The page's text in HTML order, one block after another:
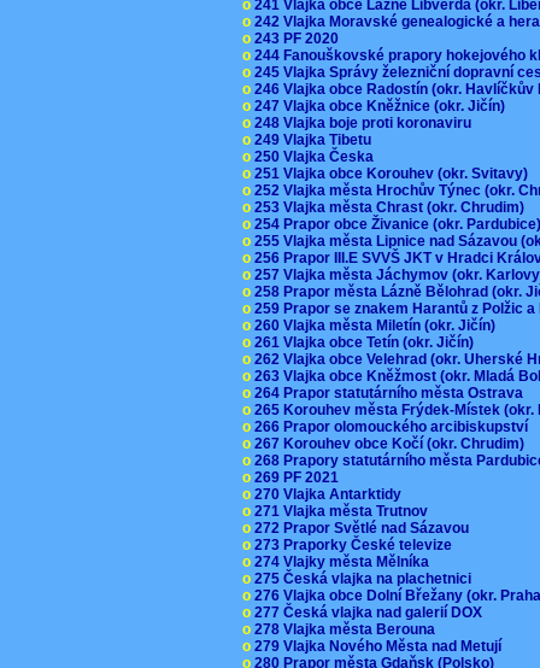
o 241 Vlajka obce Lázně Libverda (okr.
o 242 Vlajka Moravské genealogické a
o 243 PF 2020
o 244 Fanouškovské prapory hokejového
o 245 Vlajka Správy železniční dopravní
o 246 Vlajka obce Radostín (okr.
o 247 Vlajka obce Kněžnice (okr. Jičín)
o 248 Vlajka boje proti koronaviru
o 249 Vlajka Tibetu
o 250 Vlajka Česka
o 251 Vlajka obce Korouhev (okr. Svitavy)
o 252 Vlajka města Hrochův Týnec (okr.
o 253 Vlajka města Chrast (okr. Chrudim)
o 254 Prapor obce Živanice (okr.
o 255 Vlajka města Lipnice nad Sázavou
o 256 Prapor III.E SVVŠ JKT v Hradci
o 257 Vlajka města Jáchymov (okr.
o 258 Prapor města Lázně Bělohrad (okr.
o 259 Prapor se znakem Harantů z Polžic
o 260 Vlajka města Miletín (okr. Jičín)
o 261 Vlajka obce Tetín (okr. Jičín)
o 262 Vlajka obce Velehrad (okr. Uherské
o 263 Vlajka obce Kněžmost (okr. Mladá
o 264 Prapor statutárního města Ostrava
o 265 Korouhev města Frýdek-Místek
o 266 Prapor olomouckého arcibiskupství
o 267 Korouhev obce Kočí (okr. Chrudim)
o 268 Prapory statutárního města
o 269 PF 2021
o 270 Vlajka Antarktidy
o 271 Vlajka města Trutnov
o 272 Prapor Světlé nad Sázavou
o 273 Praporky České televize
o 274 Vlajky města Mělníka
o 275 Česká vlajka na plachetnici
o 276 Vlajka obce Dolní Břežany (okr.
o 277 Česká vlajka nad galerií DOX
o 278 Vlajka města Berouna
o 279 Vlajka Nového Města nad Metují
o 280 Prapor města Gdaňsk (Polsko)